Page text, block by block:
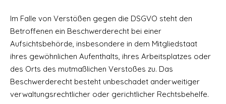
Im Falle von Verstößen gegen die DSGVO steht den
Betroffenen ein Beschwerderecht bei einer
Aufsichtsbehörde, insbesondere in dem Mitgliedstaat
ihres gewöhnlichen Aufenthalts, ihres Arbeitsplatzes oder
des Orts des mutmaßlichen Verstoßes zu. Das
Beschwerderecht besteht unbeschadet anderweitiger
verwaltungsrechtlicher oder gerichtlicher Rechtsbehelfe.